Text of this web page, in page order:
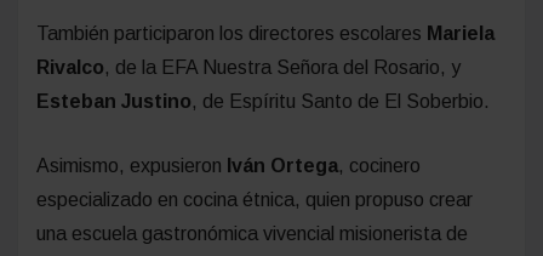
También participaron los directores escolares Mariela
Rivalco, de la EFA Nuestra Señora del Rosario, y
Esteban Justino, de Espíritu Santo de El Soberbio.
Asimismo, expusieron Iván Ortega, cocinero
especializado en cocina étnica, quien propuso crear
una escuela gastronómica vivencial misionerista de